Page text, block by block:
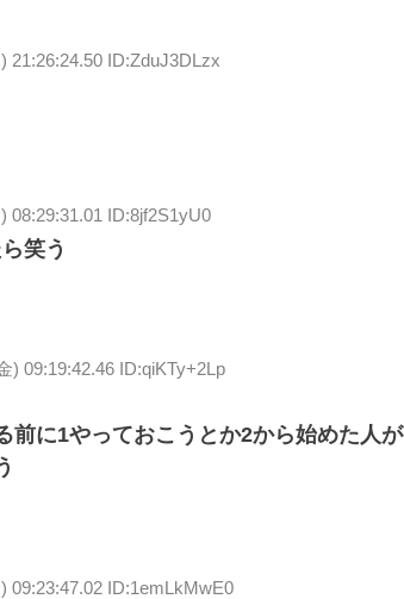
21:26:24.50 ID:ZduJ3DLzx
08:29:31.01 ID:8jf2S1yU0
笑う
) 09:19:42.46 ID:qiKTy+2Lp
前に1やっておこうとか2から始めた人が
09:23:47.02 ID:1emLkMwE0